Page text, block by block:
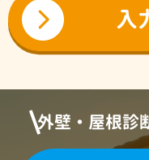
外壁・屋根診